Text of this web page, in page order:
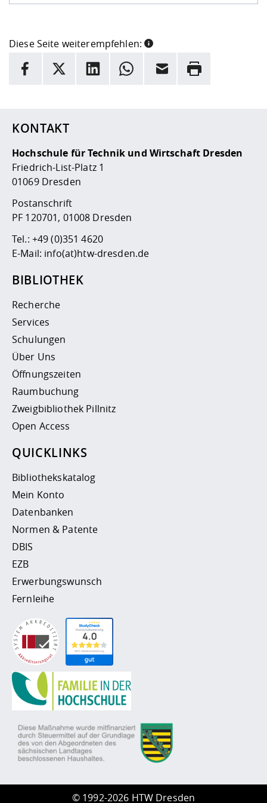
Diese Seite weiterempfehlen:
INFORMATION
Facebook
X LinkedInWhatsappE-Mail Drucken
KONTAKT
Hochschule für Technik und Wirtschaft Dresden
Friedrich-List-Platz 1
01069 Dresden
Postanschrift
PF 120701, 01008 Dresden
Tel.: +49 (0)351 4620
E-Mail: info(at)htw-dresden.de
BIBLIOTHEK
Recherche
Services
Schulungen
Über Uns
Öffnungszeiten
Raumbuchung
Zweigbibliothek Pillnitz
Open Access
QUICKLINKS
Bibliothekskatalog
Mein Konto
Datenbanken
Normen & Patente
DBIS
EZB
Erwerbungswunsch
Fernleihe
© 1992-2026 HTW Dresden